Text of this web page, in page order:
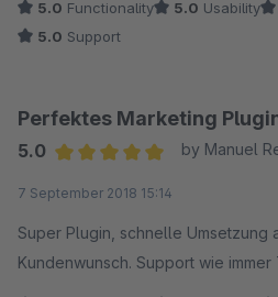
5.0 Functionality 5.0 Usability
5.0 Support
Perfektes Marketing
5.0
by Manuel
7 September 2018 15:14
Super Plugin, schnelle Umsetzung
Kundenwunsch. Support wie immer